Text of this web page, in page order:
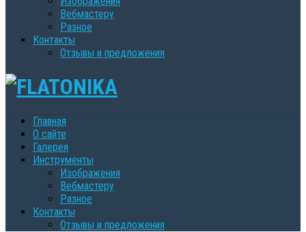
Вебмастеру
Разное
Контакты
Oтзывы и предложения
Главная
О сайте
Галерея
Инструменты
Изображения
Вебмастеру
Разное
Контакты
Oтзывы и предложения